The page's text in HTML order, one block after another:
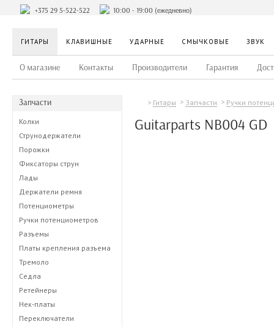
+375 29 5-522-522 10:00 - 19:00 (ежедневно)
ГИТАРЫ КЛАВИШНЫЕ УДАРНЫЕ СМЫЧКОВЫЕ ЗВУК
О магазине Контакты Производители Гарантия
Запчасти
Колки
Струнодержатели
Порожки
Фиксаторы струн
Лады
Держатели ремня
Потенциометры
Ручки потенциометров
Разъемы
Платы крепления разъема
Тремоло
Седла
Ретейнеры
Нек-платы
Переключатели
Гитары Запчасти Ручки
Guitarparts NB004 GD